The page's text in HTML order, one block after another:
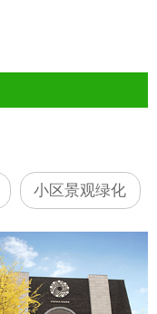
小区景观绿化